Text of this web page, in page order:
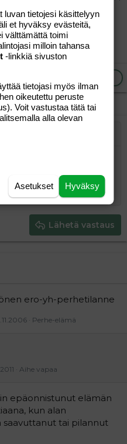
joka keskiviikko ja joka
erikseen.mutta
tyttökin olevan
sisennystä
Lähetä vastaus
ero-yh-perhetilanne
Perhe-elämä
Aihe vapaa
epäonnistunut elämän
kun alan
tai pilannut
luvan tietojesi käsittelyyn
et hyväksy evästeitä,
välttämättä toimi
milloin tahansa
-linkkiä sivuston
tietojasi myös ilman
oikeutettu peruste
Voit vastustaa tätä tai
alla olevan
Hyväksy
Asetukset